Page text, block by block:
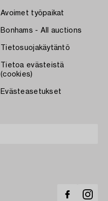
Avoimet työpaikat
Bonhams - All auctions
Tietosuojakäytäntö
Tietoa evästeistä
(cookies)
Evästeasetukset